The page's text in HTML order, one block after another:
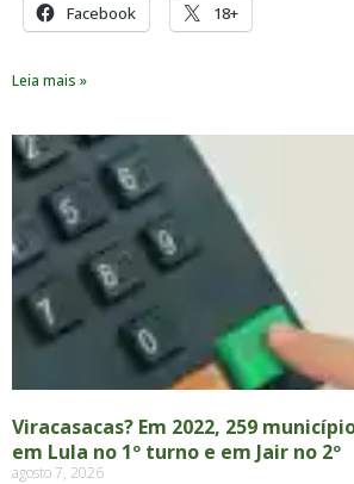
Facebook 18+
Leia mais »
Viracasacas? Em 2022, 259
em Lula no 1º turno e em Jair no 2º
agosto 7, 2026